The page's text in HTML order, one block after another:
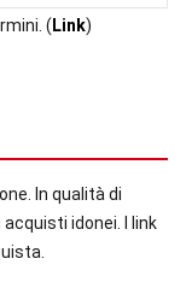
(Link)
In qualità di
idonei. I link